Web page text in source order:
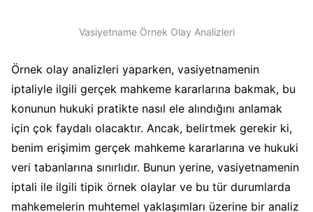
Vasiyetname Örnek Olay Analizleri
Örnek olay analizleri yaparken, vasiyetnamenin
iptaliyle ilgili gerçek mahkeme kararlarına bakmak, bu
konunun hukuki pratikte nasıl ele alındığını anlamak
için çok faydalı olacaktır. Ancak, belirtmek gerekir ki,
benim erişimim gerçek mahkeme kararlarına ve hukuki
veri tabanlarına sınırlıdır. Bunun yerine, vasiyetnamenin
iptali ile ilgili tipik örnek olaylar ve bu tür durumlarda
mahkemelerin muhtemel yaklaşımları üzerine bir analiz